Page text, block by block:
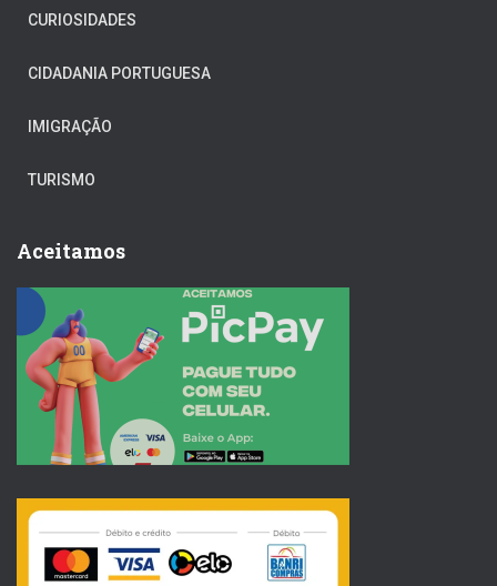
CURIOSIDADES
CIDADANIA PORTUGUESA
IMIGRAÇÃO
TURISMO
Aceitamos